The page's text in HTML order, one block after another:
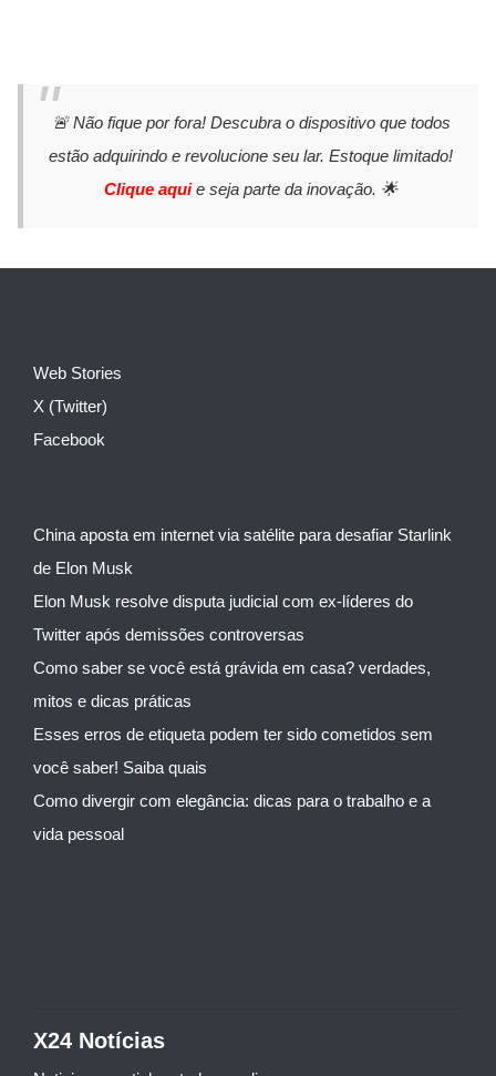
🚨 Não fique por fora! Descubra o dispositivo que todos
estão adquirindo e revolucione seu lar. Estoque limitado!
Clique aquie seja parte da inovação. 🌟
Web Stories
X (Twitter)
Facebook
China aposta em internet via satélite para desafiar Starlink
de Elon Musk
Elon Musk resolve disputa judicial com ex-líderes do
Twitter após demissões controversas
Como saber se você está grávida em casa? verdades,
mitos e dicas práticas
Esses erros de etiqueta podem ter sido cometidos sem
você saber! Saiba quais
Como divergir com elegância: dicas para o trabalho e a
vida pessoal
X24 Notícias